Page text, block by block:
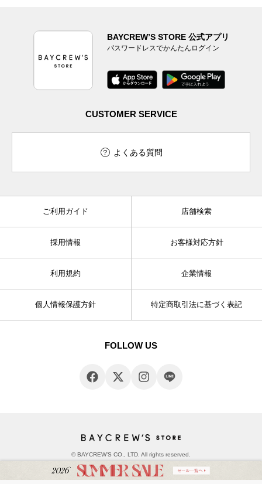
BAYCREW’S STORE 公式アプリ
パスワードレスでかんたんログイン
CUSTOMER SERVICE
よくある質問
ご利用ガイド 店舗検索
採用情報 お客様対応方針
利用規約 企業情報
個人情報保護方針 特定商取引法に基づく表記
FOLLOW US
© BAYCREW’S CO., LTD. All rights reserved.